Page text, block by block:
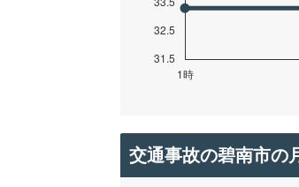
交通事故の碧南市の